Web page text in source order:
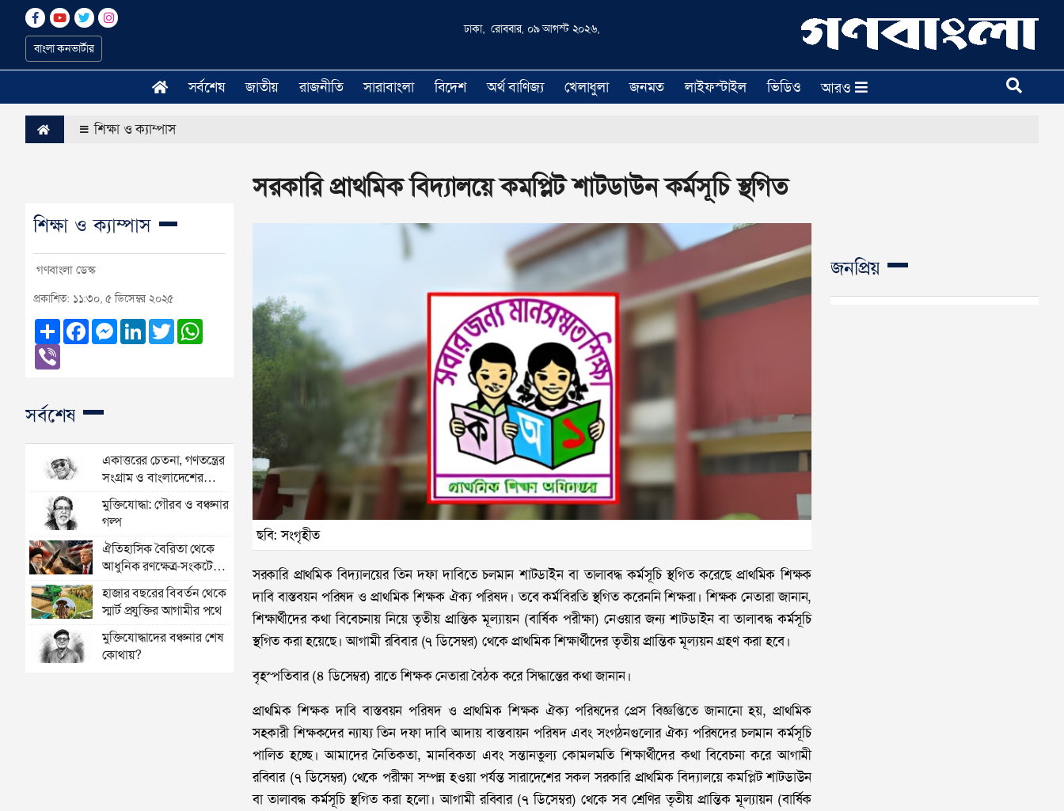
বাংলা কনভার্টার
ঢাকা, রোববার, ০৯ আগস্ট ২০২৬,
সর্বশেষ জাতীয় রাজনীতি সারাবাংলা বিদেশ অর্থ বাণিজ্য খেলাধুলা জনমত লাইফস্টাইল ভিডিও আরও
শিক্ষা ও ক্যাম্পাস
সরকারি প্রাথমিক বিদ্যালয়ে কমপ্লিট শাটডাউন কর্মসূচি স্থগিত
শিক্ষা ও ক্যাম্পাস
গণবাংলা ডেস্ক
প্রকাশিত: ১১:৩০, ৫ ডিসেম্বর ২০২৫
ShareFacebookMessenger
LinkedIn
Twitter WhatsApp
সর্বশেষ
একাত্তরের চেতনা, গণতন্ত্রের
সংগ্রাম ও বাংলাদেশের
অভিযাত্রা
মুক্তিযোদ্ধা: গৌরব ও বঞ্চনার
গল্প
ঐতিহাসিক বৈরিতা থেকে
আধুনিক রণক্ষেত্র-সংকটের
গোলকধাঁধায় বিশ্ব
হাজার বছরের বিবর্তন থেকে
স্মার্ট প্রযুক্তির আগামীর পথে
মুক্তিযোদ্ধাদের বঞ্চনার শেষ
কোথায়?
ছবি: সংগৃহীত
সরকারি প্রাথমিক বিদ্যালয়ের তিন দফা দাবিতে চলমান শাটডাইন বা তালাবদ্ধ কর্মসূচি স্থগিত করেছে প্রাথমিক শিক্ষক
দাবি বাস্তবয়ন পরিষদ ও প্রাথমিক শিক্ষক ঐক্য পরিষদ। তবে কর্মবিরতি স্থগিত করেননি শিক্ষরা। শিক্ষক নেতারা জানান,
শিক্ষার্থীদের কথা বিবেচনায় নিয়ে তৃতীয় প্রান্তিক মূল্যায়ন (বার্ষিক পরীক্ষা) নেওয়ার জন্য শাটডাইন বা তালাবদ্ধ কর্মসূচি
স্থগিত করা হয়েছে। আগামী রবিবার (৭ ডিসেম্বর) থেকে প্রাথমিক শিক্ষার্থীদের তৃতীয় প্রান্তিক মূল্যয়ন গ্রহণ করা হবে।
বৃহস্পতিবার (৪ ডিসেম্বর) রাতে শিক্ষক নেতারা বৈঠক করে সিদ্ধান্তের কথা জানান।
প্রাথমিক শিক্ষক দাবি বাস্তবয়ন পরিষদ ও প্রাথমিক শিক্ষক ঐক্য পরিষদের প্রেস বিজ্ঞপ্তিতে জানানো হয়, প্রাথমিক
সহকারী শিক্ষকদের ন্যায্য তিন দফা দাবি আদায় বাস্তবায়ন পরিষদ এবং সংগঠনগুলোর ঐক্য পরিষদের চলমান কর্মসূচি
পালিত হচ্ছে। আমাদের নৈতিকতা, মানবিকতা এবং সন্তানতুল্য কোমলমতি শিক্ষার্থীদের কথা বিবেচনা করে আগামী
রবিবার (৭ ডিসেম্বর) থেকে পরীক্ষা সম্পন্ন হওয়া পর্যন্ত সারাদেশের সকল সরকারি প্রাথমিক বিদ্যালয়ে কমপ্লিট শাটডাউন
বা তালাবদ্ধ কর্মসূচি স্থগিত করা হলো। আগামী রবিবার (৭ ডিসেম্বর) থেকে সব শ্রেণির তৃতীয় প্রান্তিক মূল্যায়ন (বার্ষিক
জনপ্রিয়